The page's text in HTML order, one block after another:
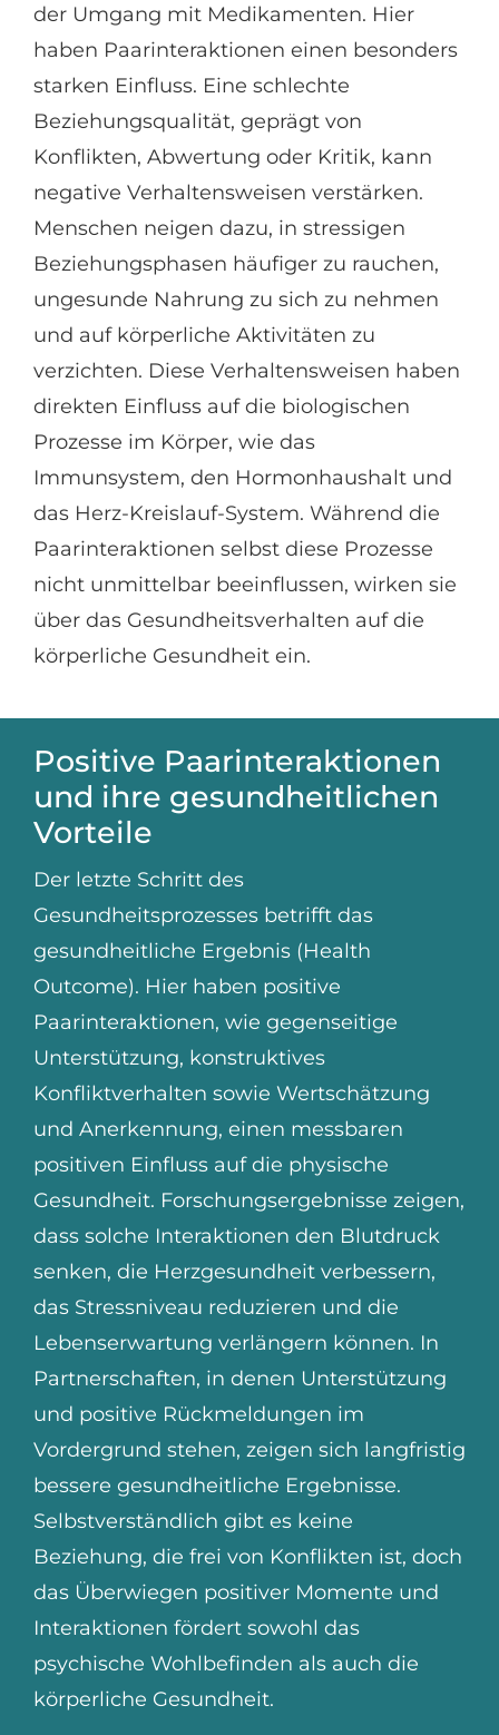
der Umgang mit Medikamenten. Hier
haben Paarinteraktionen einen besonders
starken Einfluss. Eine schlechte
Beziehungsqualität, geprägt von
Konflikten, Abwertung oder Kritik, kann
negative Verhaltensweisen verstärken.
Menschen neigen dazu, in stressigen
Beziehungsphasen häufiger zu rauchen,
ungesunde Nahrung zu sich zu nehmen
und auf körperliche Aktivitäten zu
verzichten. Diese Verhaltensweisen haben
direkten Einfluss auf die biologischen
Prozesse im Körper, wie das
Immunsystem, den Hormonhaushalt und
das Herz-Kreislauf-System. Während die
Paarinteraktionen selbst diese Prozesse
nicht unmittelbar beeinflussen, wirken sie
über das Gesundheitsverhalten auf die
körperliche Gesundheit ein.
Positive Paarinteraktionen
und ihre gesundheitlichen
Vorteile
Der letzte Schritt des
Gesundheitsprozesses betrifft das
gesundheitliche Ergebnis (Health
Outcome). Hier haben positive
Paarinteraktionen, wie gegenseitige
Unterstützung, konstruktives
Konfliktverhalten sowie Wertschätzung
und Anerkennung, einen messbaren
positiven Einfluss auf die physische
Gesundheit. Forschungsergebnisse zeigen,
dass solche Interaktionen den Blutdruck
senken, die Herzgesundheit verbessern,
das Stressniveau reduzieren und die
Lebenserwartung verlängern können. In
Partnerschaften, in denen Unterstützung
und positive Rückmeldungen im
Vordergrund stehen, zeigen sich langfristig
bessere gesundheitliche Ergebnisse.
Selbstverständlich gibt es keine
Beziehung, die frei von Konflikten ist, doch
das Überwiegen positiver Momente und
Interaktionen fördert sowohl das
psychische Wohlbefinden als auch die
körperliche Gesundheit.